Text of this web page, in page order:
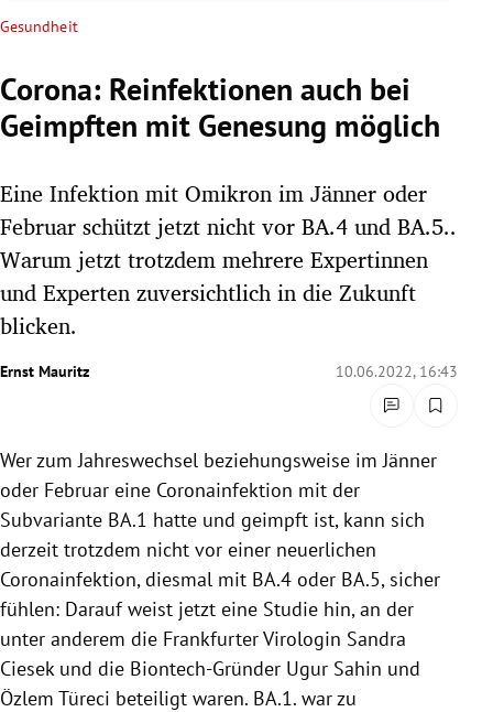
Untermenü
Untermenü
Untermenü
Untermenü
Untermenü
Untermenü
Untermenü
Gesundheit
Corona: Reinfektionen auch bei
Geimpften mit Genesung möglich
Eine Infektion mit Omikron im Jänner oder
Februar schützt jetzt nicht vor BA.4 und BA.5..
Warum jetzt trotzdem mehrere Expertinnen
und Experten zuversichtlich in die Zukunft
blicken.
Ernst Mauritz 10.06.2022, 16:43
Wer zum Jahreswechsel beziehungsweise im Jänner
oder Februar eine Coronainfektion mit der
Subvariante BA.1 hatte und geimpft ist, kann sich
derzeit trotzdem nicht vor einer neuerlichen
Coronainfektion, diesmal mit BA.4 oder BA.5, sicher
fühlen: Darauf weist jetzt eine Studie hin, an der
unter anderem die Frankfurter Virologin Sandra
Ciesek und die Biontech-Gründer Ugur Sahin und
Özlem Türeci beteiligt waren. BA.1. war zu